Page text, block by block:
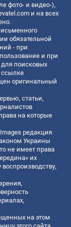
фото- и видео-),
и на всех
обязательной
- при
и при
поисковых
ссылке
оригинальный
статьи,
на которые
редакция
Украины
не имеет права
их
на этом